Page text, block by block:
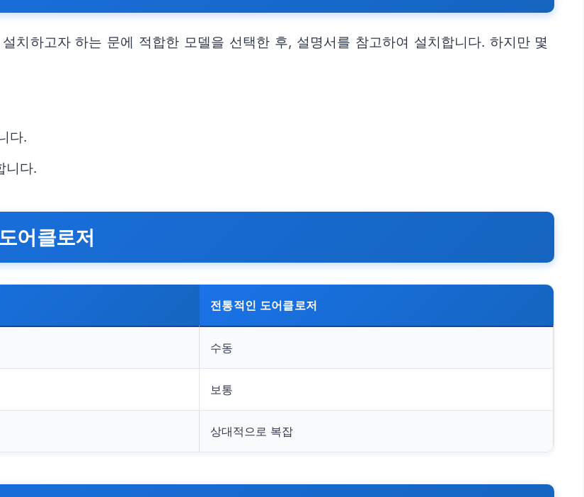
치하고자 하는 문에 적합한 모델을 선택한 후, 설명서를 참고하여 설치합니다. 하지만 몇
다.
니다.
어클로저
전통적인 도어클로저
수동
보통
상대적으로 복잡